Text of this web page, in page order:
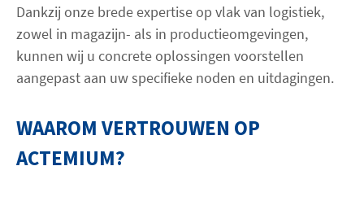
Dankzij onze brede expertise op vlak van logistiek,
zowel in magazijn- als in productieomgevingen,
kunnen wij u concrete oplossingen voorstellen
aangepast aan uw specifieke noden en uitdagingen.
WAAROM VERTROUWEN OP
ACTEMIUM?